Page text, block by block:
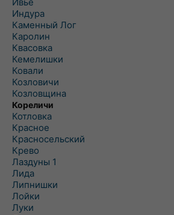
Индура
Каменный Лог
Каролин
Квасовка
Кемелишки
Ковали
Козловичи
Козловщина
Кореличи
Котловка
Красное
Красносельский
Крево
Лаздуны 1
Лида
Липнишки
Лойки
Луки